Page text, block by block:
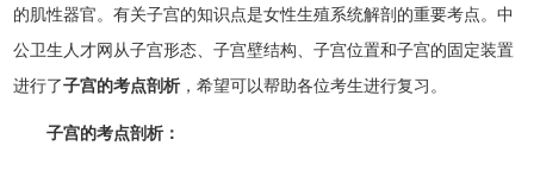
的肌性器官。有关子宫的知识点是女性生殖系统解剖的重要考点。中
公卫生人才网 从子宫形态、子宫壁结构、子宫位置和子宫的固定装置
进行了子宫的考点剖析 ，希望可以帮助各位考生进行复习。
子宫的考点剖析：